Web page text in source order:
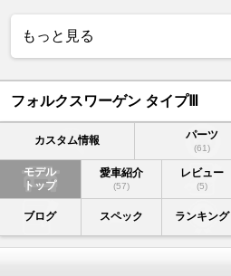
もっと見る
フォルクスワーゲン タイプⅢ
カスタム情報 パーツ
(61)
モデル
トップ
愛車紹介
(57)
レビュー
(5)
ブログ スペック ランキング